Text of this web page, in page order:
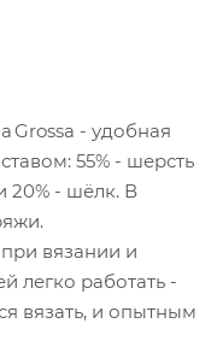
Grossa - удобная
55% - шерсть
20% - шёлк. В
вязании и
легко работать -
вязать, и опытным